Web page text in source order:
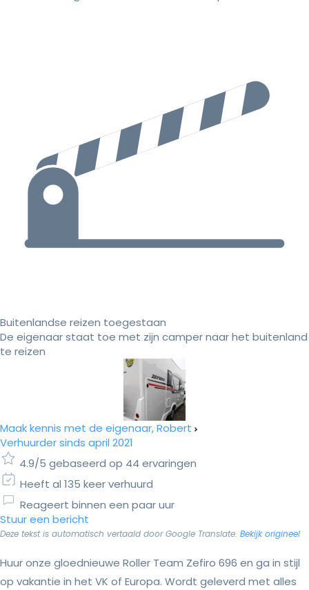
Buitenlandse reizen toegestaan
De eigenaar staat toe met zijn camper naar het buitenland
te reizen
Maak kennis met de eigenaar, Robert
Verhuurder sinds april 2021
4.9/5 gebaseerd op 44 ervaringen
Heeft al 135 keer verhuurd
Reageert binnen een paar uur
Stuur een bericht
Deze tekst is automatisch vertaald door Google Translate. Bekijk origineel
Huur onze gloednieuwe Roller Team Zefiro 696 en ga in stijl
op vakantie in het VK of Europa. Wordt geleverd met alles